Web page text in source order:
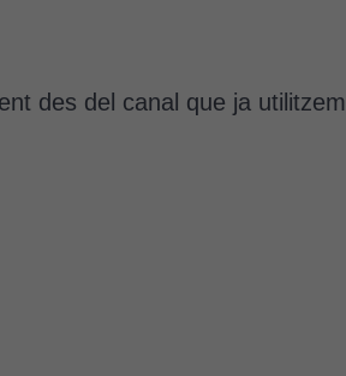
des del canal que ja utilitzem